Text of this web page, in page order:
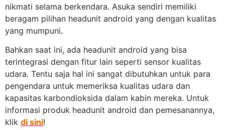
nikmati selama berkendara. Asuka sendiri memiliki
beragam pilihan headunit android yang dengan kualitas
yang mumpuni.
Bahkan saat ini, ada headunit android yang bisa
terintegrasi dengan fitur lain seperti sensor kualitas
udara. Tentu saja hal ini sangat dibutuhkan untuk para
pengendara untuk memeriksa kualitas udara dan
kapasitas karbondioksida dalam kabin mereka. Untuk
informasi produk headunit android dan pemesanannya,
klik di sini!